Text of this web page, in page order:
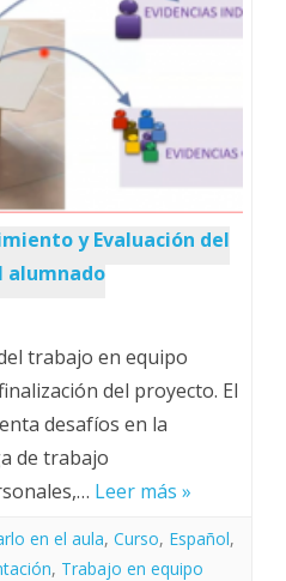
y Evaluación del
alumnado
trabajo en equipo
del proyecto. El
desafíos en la
de trabajo
Leer más »
en el aula, Curso, Español,
, Trabajo en equipo